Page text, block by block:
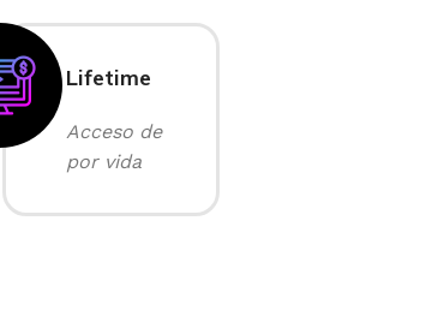
Lifetime
Acceso de
por vida